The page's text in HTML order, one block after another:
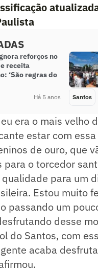
reforços no
receita
‘São regras do
Há 5 anos Santos
era o mais velho
estar com
de ouro, que
para o torcedor
para um
Estou muito
passando um
desse
do Santos, com
acaba